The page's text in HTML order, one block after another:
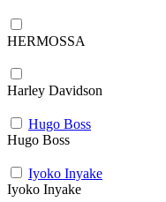
HERMOSSA
Harley Davidson
Hugo Boss
Hugo Boss
Iyoko Inyake
Iyoko Inyake